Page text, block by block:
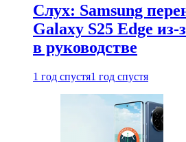
Слух: Samsung
Galaxy S25 Edge из-
в руководстве
1 год спустя1 год спустя